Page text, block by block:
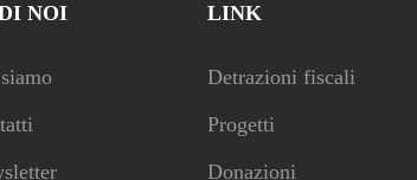
NOI LINK
Detrazioni fiscali
Progetti
Donazioni